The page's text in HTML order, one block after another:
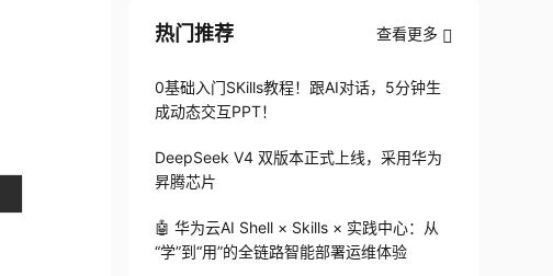
热门推荐 查看更多
0基础入门SKills教程！跟AI对话，5分钟生
成动态交互PPT！
DeepSeek V4 双版本正式上线，采用华为
昇腾芯片
🤖 华为云AI Shell × Skills × 实践中心：从
“学”到“用”的全链路智能部署运维体验